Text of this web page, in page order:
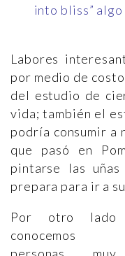
into bliss” algo
Labores
por medio de
del estudio de
vida; también el
podría consumir a
que pasó en
pintarse las
prepara para ir a
Por otro lado
conocemos